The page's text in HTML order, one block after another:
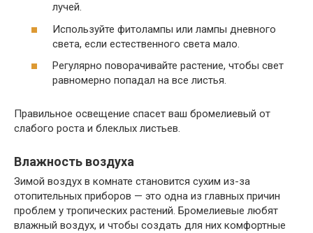
лучей.
Используйте фитолампы или лампы дневного
света, если естественного света мало.
Регулярно поворачивайте растение, чтобы свет
равномерно попадал на все листья.
Правильное освещение спасет ваш бромелиевый от
слабого роста и блеклых листьев.
Влажность воздуха
Зимой воздух в комнате становится сухим из-за
отопительных приборов — это одна из главных причин
проблем у тропических растений. Бромелиевые любят
влажный воздух, и чтобы создать для них комфортные